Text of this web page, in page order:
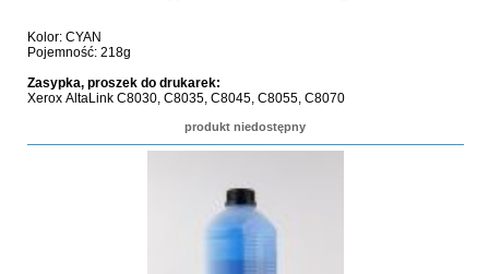
Kolor: CYAN
Pojemność: 218g
Zasypka, proszek do drukarek:
Xerox AltaLink C8030, C8035, C8045, C8055, C8070
produkt niedostępny